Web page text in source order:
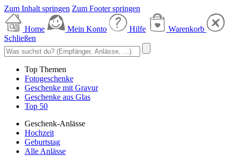
Zum Inhalt springen Zum Footer springen
Home Mein Konto Hilfe
Warenkorb
Schließen
Top Themen
Fotogeschenke
Geschenke mit Gravur
Geschenke aus Glas
Top 50
Geschenk-Anlässe
Hochzeit
Geburtstag
Alle Anlässe